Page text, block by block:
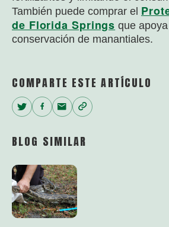
También puede comprar el
de Florida Springs que
conservación de manantiales.
COMPARTE ESTE ARTÍCULO
Twitter
Facebook
EmailCopy
BLOG SIMILAR